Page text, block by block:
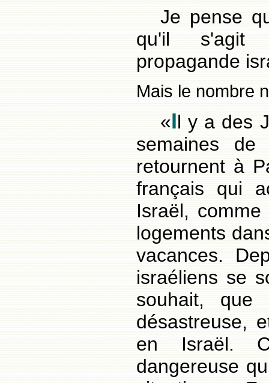
Je pense
qu'il s'agit
propagande
Mais le nombre
«Il y a des
semaines
retournent à
français qui
Israël,
logements
vacances.
israéliens se
souhait,
désastreuse,
en Israël.
dangereuse